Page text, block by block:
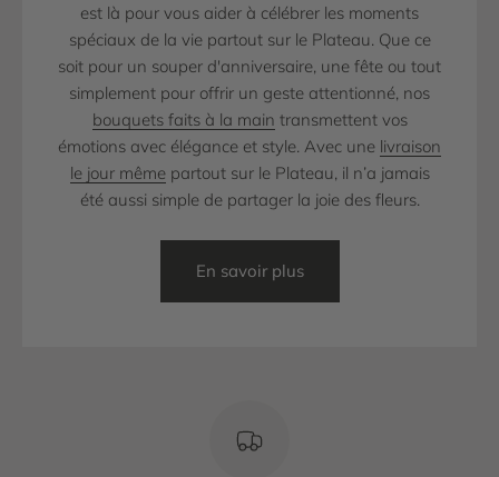
est là pour vous aider à célébrer les moments
spéciaux de la vie partout sur le Plateau. Que ce
soit pour un souper d'anniversaire, une fête ou tout
simplement pour offrir un geste attentionné, nos
bouquets faits à la main transmettent vos
émotions avec élégance et style. Avec une livraison
le jour mêmepartout sur le Plateau, il n’a jamais
été aussi simple de partager la joie des fleurs.
En savoir plus